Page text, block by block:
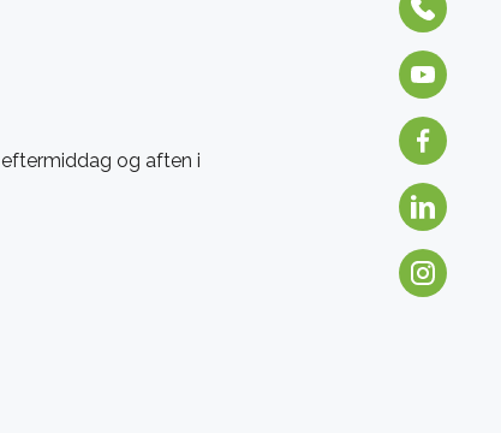
eftermiddag og aften i